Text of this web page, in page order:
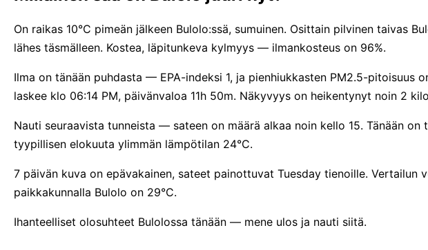
On raikas 10°C pimeän jälkeen Bulolo:ssä, sumuinen. Osittain pilvinen taivas
lähes täsmälleen. Kostea, läpitunkeva kylmyys — ilmankosteus on 96%.
Ilma on tänään puhdasta — EPA-indeksi 1, ja pienhiukkasten PM2.5-pitoisuus
laskee klo 06:14 PM, päivänvaloa 11h 50m. Näkyvyys on heikentynyt noin 2
Nauti seuraavista tunneista — sateen on määrä alkaa noin kello 15. Tänään
tyypillisen elokuuta ylimmän lämpötilan 24°C.
7 päivän kuva on epävakainen, sateet painottuvat Tuesday tienoille. Vertailun
paikkakunnalla Bulolo on 29°C.
Ihanteelliset olosuhteet Bulolossa tänään — mene ulos ja nauti siitä.